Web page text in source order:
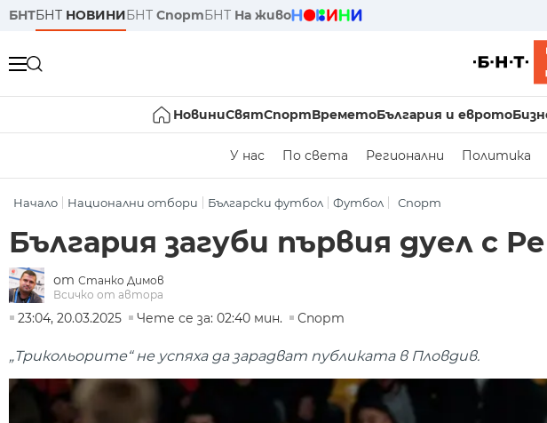
БНТБНТ НОВИНИБНТ СпортБНТ На живо
НовиниСвятСпортВреметоБългария и еврото
У нас По света Регионални Политика
Начало Национални отбори Български футбол Футбол Спорт
България загуби първия дуел с
от Станко Димов
Всичко от автора
23:04, 20.03.2025
Чете се за: 02:40 мин. Спорт
„Трикольорите“ не успяха да зарадват публиката в Пловдив.